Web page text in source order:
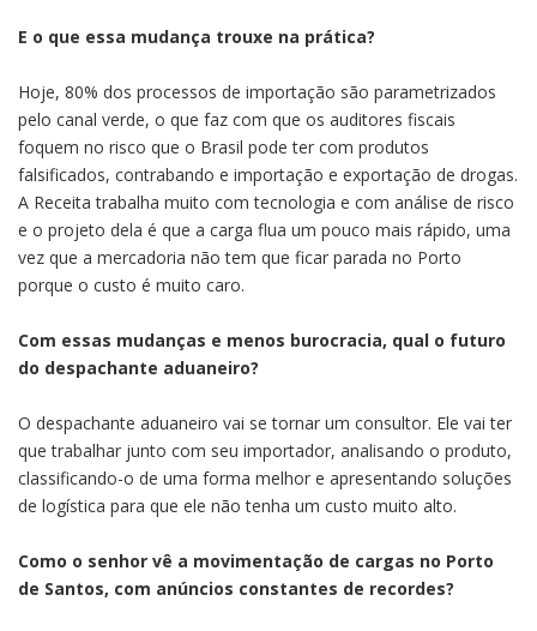
E o que essa mudança trouxe na prática?
Hoje, 80% dos processos de importação são parametrizados
pelo canal verde, o que faz com que os auditores fiscais
foquem no risco que o Brasil pode ter com produtos
falsificados, contrabando e importação e exportação de drogas.
A Receita trabalha muito com tecnologia e com análise de risco
e o projeto dela é que a carga flua um pouco mais rápido, uma
vez que a mercadoria não tem que ficar parada no Porto
porque o custo é muito caro.
Com essas mudanças e menos burocracia, qual o futuro
do despachante aduaneiro?
O despachante aduaneiro vai se tornar um consultor. Ele vai ter
que trabalhar junto com seu importador, analisando o produto,
classificando-o de uma forma melhor e apresentando soluções
de logística para que ele não tenha um custo muito alto.
Como o senhor vê a movimentação de cargas no Porto
de Santos, com anúncios constantes de recordes?